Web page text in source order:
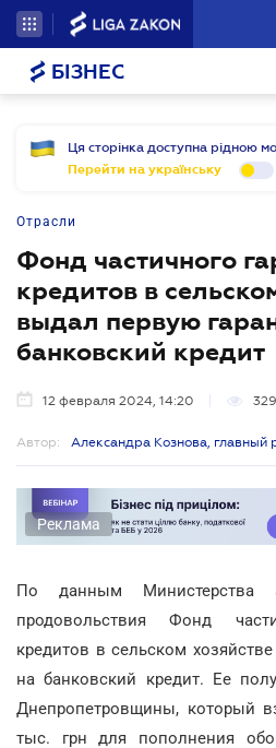
БІЗНЕС
Ця сторінка доступна рідною
Перейти на українську
Отрасли
Фонд частичного
кредитов в
выдал первую
банковский кредит
12 февраля 2024, 14:20 329
Автор: Александра Кознова, главный
Реклама
По данным Министерства
продовольствия Фонд
кредитов в сельском
на банковский кредит. Ее
Днепропетровщины, который
тыс. грн для пополнения